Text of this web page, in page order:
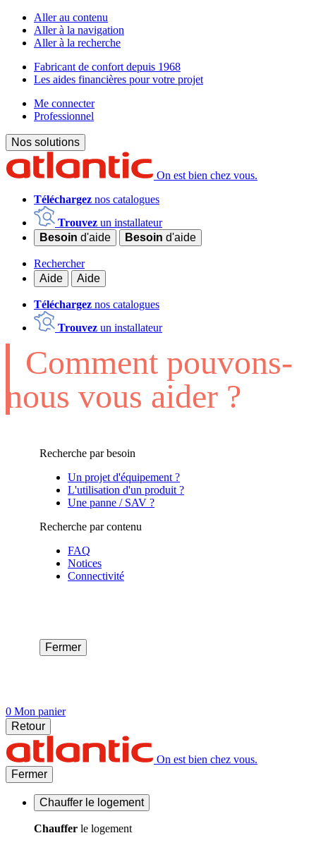
Aller au contenu
Aller à la navigation
Aller à la recherche
Fabricant de confort depuis 1968
Les aides financières pour votre projet
Me connecter
Professionnel
Nos solutions
On est bien chez vous.
Téléchargez nos catalogues
Trouvez un installateur
Besoin d'aide Besoin d'aide
Rechercher
Aide
Aide
Téléchargez nos catalogues
Trouvez un installateur
Comment pouvons-
nous vous aider ?
Recherche par besoin
Un projet d'équipement ?
L'utilisation d'un produit ?
Une panne / SAV ?
Recherche par contenu
FAQ
Notices
Connectivité
Fermer
0 Mon panier
Retour
On est bien chez vous.
Fermer
Chauffer le logement
Chauffer le logement